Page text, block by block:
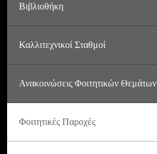
Βιβλιοθήκη
Καλλιτεχνικοί Σταθμοί
Ανακοινώσεις Φοιτητικών Θεμάτων
Φοιτητικές Παροχές